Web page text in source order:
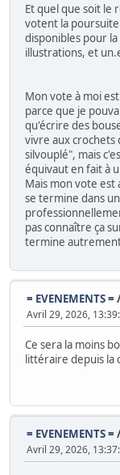
Et quel que soit le
votent la
disponibles pour
illustrations, et
Mon vote à moi
parce que je
qu'écrire des
vivre aux crochets
silvouplé", mais
équivaut en fait à
Mais mon vote est
se termine dans
pas connaître ça
termine
= EVENEMENTS =
Avril 29, 2026,
Ce sera la moins
littéraire depuis la
= EVENEMENTS =
Avril 29, 2026,